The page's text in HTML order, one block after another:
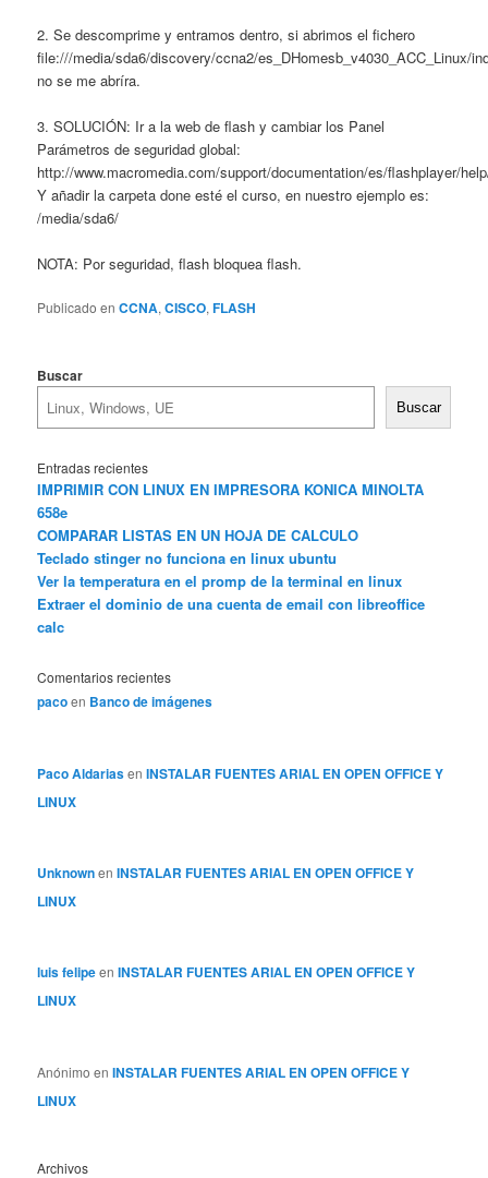
2. Se descomprime y entramos dentro, si abrimos el fichero
file:///media/sda6/discovery/ccna2/es_DHomesb_v4030_ACC_Linux/
no se me abríra.
3. SOLUCIÓN: Ir a la web de flash y cambiar los Panel
Parámetros de seguridad global:
http://www.macromedia.com/support/documentation/es/flashplayer/
Y añadir la carpeta done esté el curso, en nuestro ejemplo es:
/media/sda6/
NOTA: Por seguridad, flash bloquea flash.
Publicado en CCNA,CISCO,FLASH
Buscar
Buscar
Entradas recientes
IMPRIMIR CON LINUX EN IMPRESORA KONICA MINOLTA
658e
COMPARAR LISTAS EN UN HOJA DE CALCULO
Teclado stinger no funciona en linux ubuntu
Ver la temperatura en el promp de la terminal en linux
Extraer el dominio de una cuenta de email con libreoffice
calc
Comentarios recientes
pacoen Banco de imágenes
Paco AldariasenINSTALAR FUENTES ARIAL EN OPEN OFFICE Y
LINUX
UnknownenINSTALAR FUENTES ARIAL EN OPEN OFFICE Y
LINUX
luis felipeenINSTALAR FUENTES ARIAL EN OPEN OFFICE Y
LINUX
Anónimo enINSTALAR FUENTES ARIAL EN OPEN OFFICE Y
LINUX
Archivos